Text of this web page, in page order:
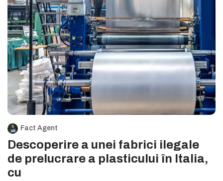
Fact Agent
Descoperire a unei fabrici ilegale
de prelucrare a plasticului în Italia,
cu